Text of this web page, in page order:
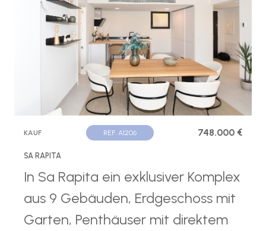
KAUF REF. A1206 748.000 €
SA RAPITA
In Sa Rapita ein exklusiver Komplex
aus 9 Gebäuden, Erdgeschoss mit
Garten, Penthäuser mit direktem